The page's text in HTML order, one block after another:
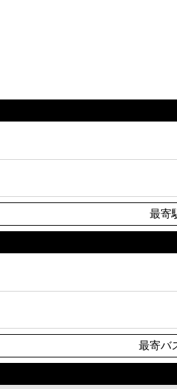
最寄
最寄バ